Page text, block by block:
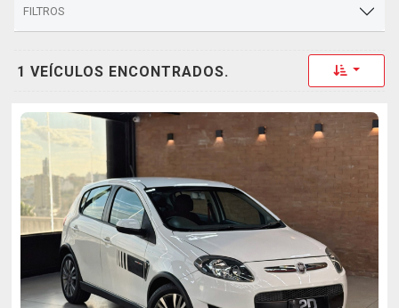
FILTROS
1 VEÍCULOS ENCONTRADOS. Toggle